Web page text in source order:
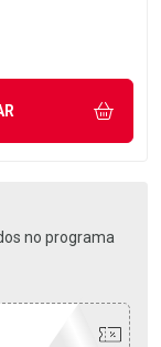
no programa